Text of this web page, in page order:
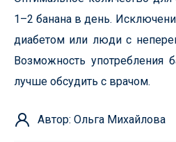
1–2 банана в день.
диабетом или люди с
Возможность употребления
лучше обсудить с врачом.
Автор: Ольга Михайлова